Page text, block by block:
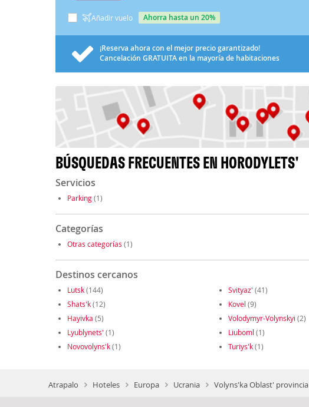
Añadir vuelo ahorra hasta un 20%
¡Reserva ahora con el mejor precio garantizado!
Cancelación GRATUITAen la mayoría de habitaciones
BÚSQUEDAS FRECUENTES EN HORODYLETS'
Servicios
Parking(1)
Categorías
Otras categorías (1)
Destinos cercanos
Lutsk(144) Svityaz' (41)
Shats'k(12) Kovel (9)
Hayivka (5) Volodymyr-Volynskyi (2)
Lyublynets' (1) Liuboml (1)
Novovolyns'k(1) Turiys'k(1)
Atrapalo Hoteles Europa Ucrania Volyns'ka Oblast' provincia